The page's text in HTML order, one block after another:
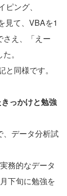
ング、
見て、VBAを1
さえ、「えー
。
同様です。
っかけと勉強
、データ分析試
務的なデータ
下旬に勉強を